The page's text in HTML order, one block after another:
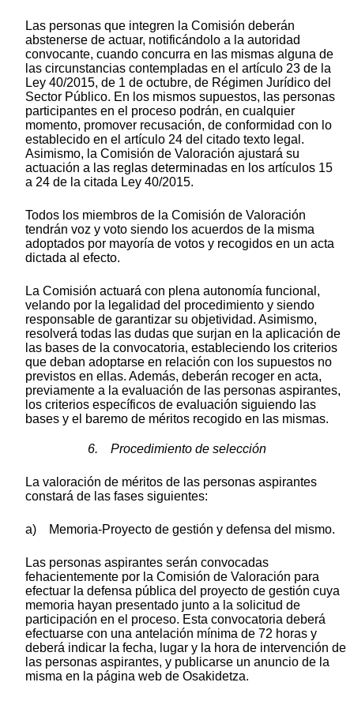
Las personas que integren la Comisión deberán
abstenerse de actuar, notificándolo a la autoridad
convocante, cuando concurra en las mismas alguna de
las circunstancias contempladas en el artículo 23 de la
Ley 40/2015, de 1 de octubre, de Régimen Jurídico del
Sector Público. En los mismos supuestos, las personas
participantes en el proceso podrán, en cualquier
momento, promover recusación, de conformidad con lo
establecido en el artículo 24 del citado texto legal.
Asimismo, la Comisión de Valoración ajustará su
actuación a las reglas determinadas en los artículos 15
a 24 de la citada Ley 40/2015.
Todos los miembros de la Comisión de Valoración
tendrán voz y voto siendo los acuerdos de la misma
adoptados por mayoría de votos y recogidos en un acta
dictada al efecto.
La Comisión actuará con plena autonomía funcional,
velando por la legalidad del procedimiento y siendo
responsable de garantizar su objetividad. Asimismo,
resolverá todas las dudas que surjan en la aplicación de
las bases de la convocatoria, estableciendo los criterios
que deban adoptarse en relación con los supuestos no
previstos en ellas. Además, deberán recoger en acta,
previamente a la evaluación de las personas aspirantes,
los criterios específicos de evaluación siguiendo las
bases y el baremo de méritos recogido en las mismas.
6. Procedimiento de selección
La valoración de méritos de las personas aspirantes
constará de las fases siguientes:
a) Memoria-Proyecto de gestión y defensa del mismo.
Las personas aspirantes serán convocadas
fehacientemente por la Comisión de Valoración para
efectuar la defensa pública del proyecto de gestión cuya
memoria hayan presentado junto a la solicitud de
participación en el proceso. Esta convocatoria deberá
efectuarse con una antelación mínima de 72 horas y
deberá indicar la fecha, lugar y la hora de intervención de
las personas aspirantes, y publicarse un anuncio de la
misma en la página web de Osakidetza.